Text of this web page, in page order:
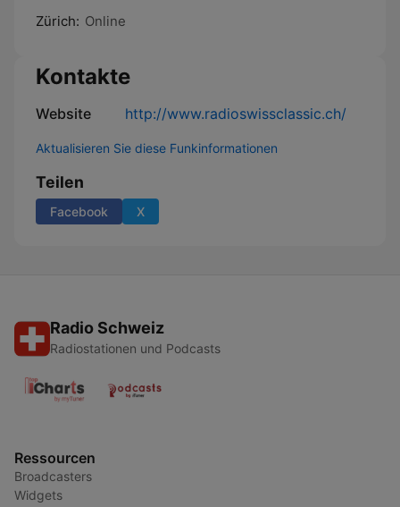
Zürich: Online
Kontakte
Website http://www.radioswissclassic.ch/
Aktualisieren Sie diese Funkinformationen
Teilen
Facebook X
Radio Schweiz
Radiostationen und Podcasts
Ressourcen
Broadcasters
Widgets